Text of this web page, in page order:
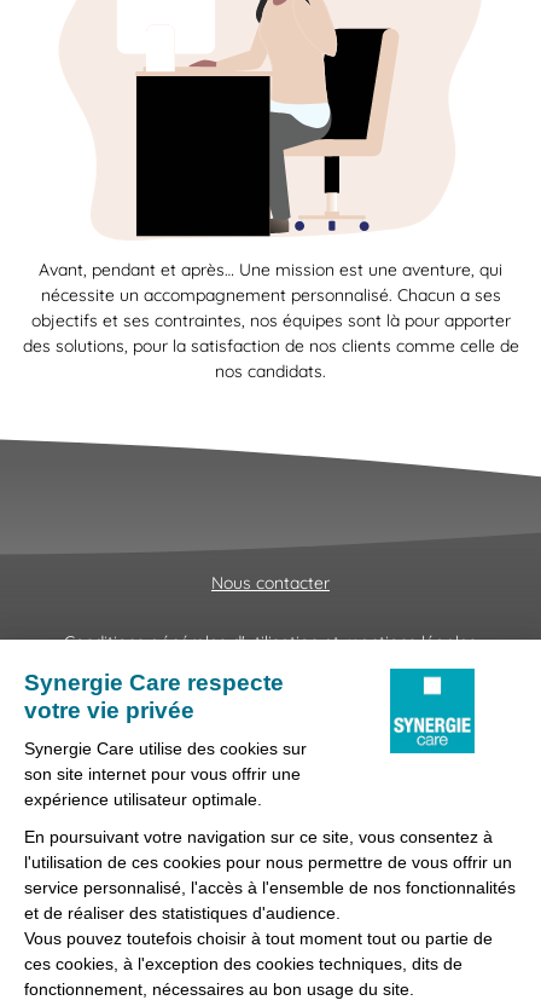
Avant, pendant et après… Une mission est une aventure, qui
nécessite un accompagnement personnalisé. Chacun a ses
objectifs et ses contraintes, nos équipes sont là pour apporter
des solutions, pour la satisfaction de nos clients comme celle de
nos candidats.
Nous contacter
Conditions générales d'utilisation et mentions légales
Fraudes & Hameçonnages
Lanceur d'alertes
Préférences des cookies
Synergie Care, réseau d'agences d'emploi spécialisées dans
la délégation de personnel médical et paramédical, filiale du
groupe Synergie.